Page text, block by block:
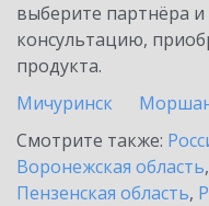
выберите партнёра и
консультацию,
продукта.
Мичуринск
Смотрите также:
Воронежская область,
Пензенская область,